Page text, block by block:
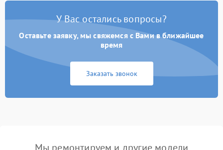
У Вас остались вопросы?
Оставьте заявку, мы свяжемся с Вами в ближайшее
время
Заказать звонок
Мы ремонтируем и другие модели